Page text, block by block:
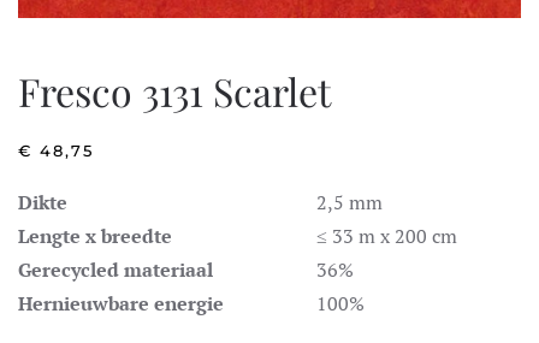
Fresco 3131 Scarlet
€ 48,75
Dikte
2,5 mm
Lengte x breedte
≤ 33 m x 200 cm
Gerecycled materiaal
36%
Hernieuwbare energie
100%